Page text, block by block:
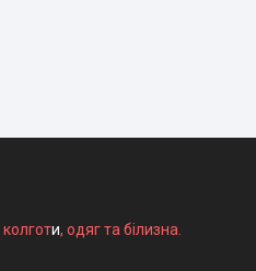
колготи, одяг та білизна.